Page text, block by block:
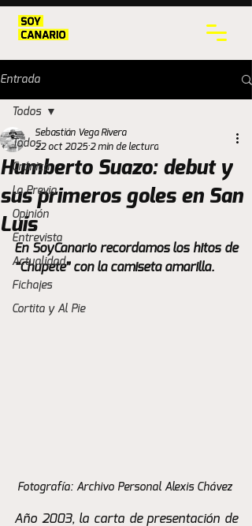
Entrada
Todos
Crónica
La Previa
Opinión
Entrevista
Actualidad
Fichajes
Cortita y Al Pie
Todos
Humberto Suazo: debut y
sus primeros goles en San
Luis
Sebastián Vega Rivera
22 oct 2025 2 min de lectura
En SoyCanario recordamos los hitos de
“Chupete” con la camiseta amarilla.
Fotografía: Archivo Personal Alexis Chávez
Año 2003, la carta de presentación de